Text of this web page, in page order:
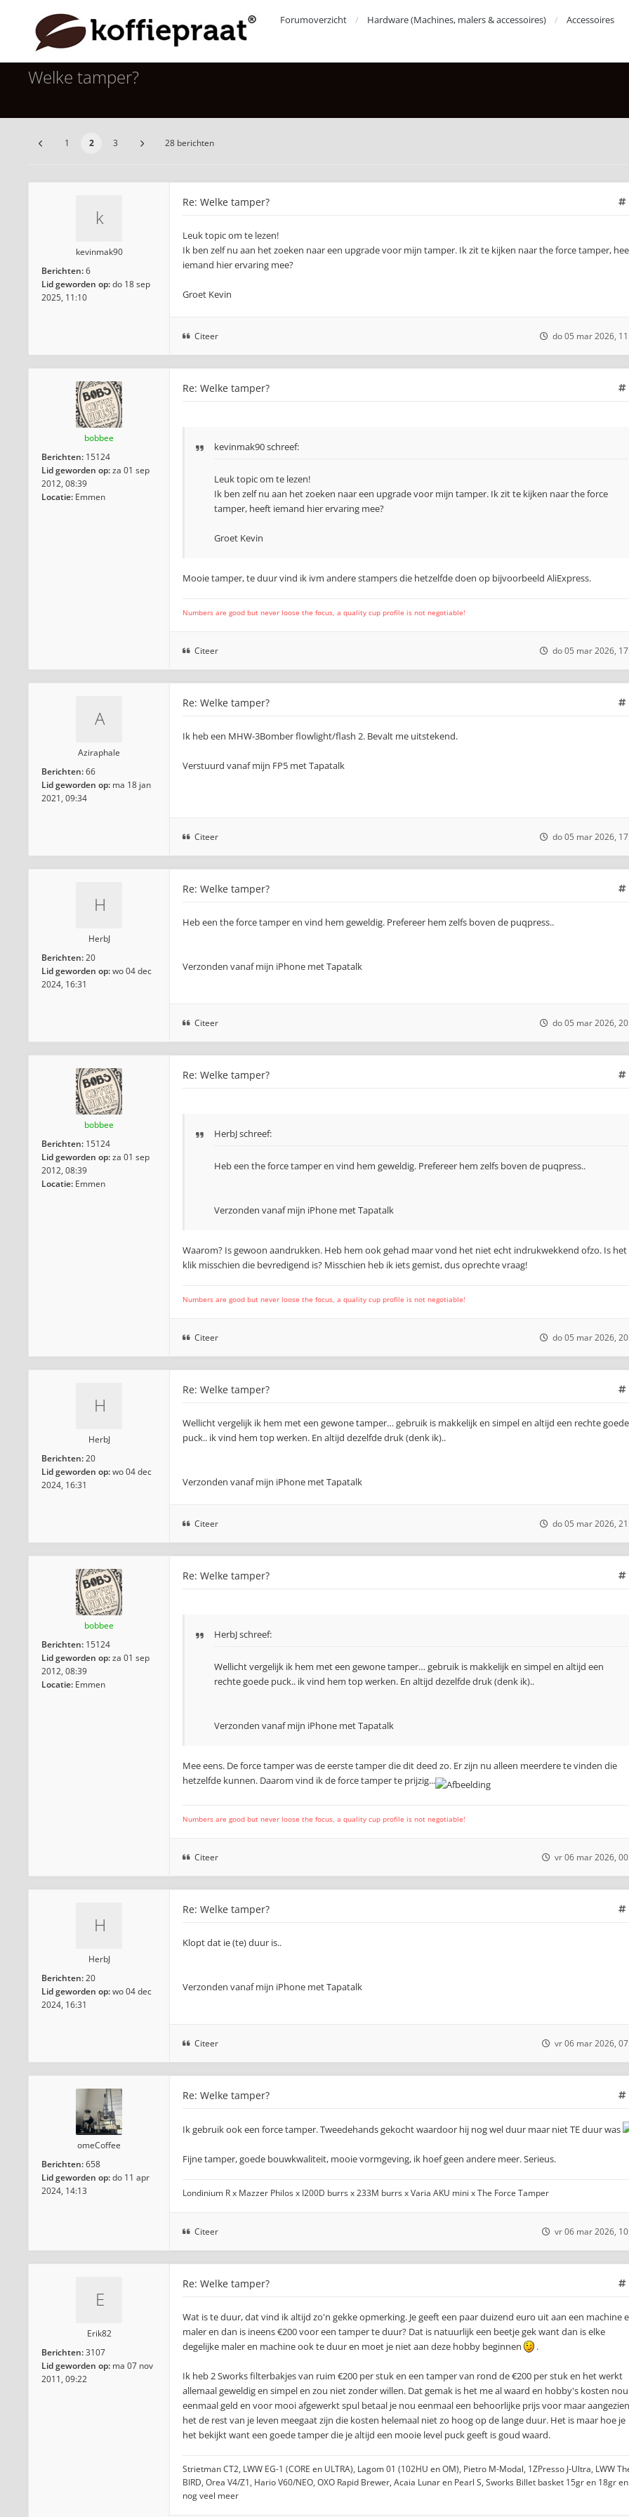
Forumoverzicht Hardware (Machines, malers & accessoires) Accessoires
Welke tamper?
1 2 3 28 berichten
kevinmak90
Berichten:6
Lid geworden op:do 18 sep
2025, 11:10
Re: Welke tamper?
Leuk topic om te lezen!
Ik ben zelf nu aan het zoeken naar een upgrade voor mijn tamper. Ik zit te kijken naar the force tamper,
iemand hier ervaring mee?
Groet Kevin
Citeer do 05 mar 2026,
bobbee
Berichten: 15124
Lid geworden op:za 01 sep
2012, 08:39
Locatie: Emmen
Re: Welke tamper?
kevinmak90 schreef:
Leuk topic om te lezen!
Ik ben zelf nu aan het zoeken naar een upgrade voor mijn tamper. Ik zit te kijken naar the force
tamper, heeft iemand hier ervaring mee?
Groet Kevin
Mooie tamper, te duur vind ik ivm andere stampers die hetzelfde doen op bijvoorbeeld AliExpress.
Numbers are good but never loose the focus, a quality cup profile is not negotiable!
Citeer do 05 mar 2026,
Aziraphale
Berichten:66
Lid geworden op: ma 18 jan
2021, 09:34
Re: Welke tamper?
Ik heb een MHW-3Bomber flowlight/flash 2. Bevalt me uitstekend.
Verstuurd vanaf mijn FP5 met Tapatalk
Citeer do 05 mar 2026,
HerbJ
Berichten:20
Lid geworden op:wo 04 dec
2024, 16:31
Re: Welke tamper?
Heb een the force tamper en vind hem geweldig. Prefereer hem zelfs boven de puqpress..
Verzonden vanaf mijn iPhone met Tapatalk
Citeer do 05 mar 2026,
bobbee
Berichten: 15124
Lid geworden op:za 01 sep
2012, 08:39
Locatie: Emmen
Re: Welke tamper?
HerbJ schreef:
Heb een the force tamper en vind hem geweldig. Prefereer hem zelfs boven de puqpress..
Verzonden vanaf mijn iPhone met Tapatalk
Waarom? Is gewoon aandrukken. Heb hem ook gehad maar vond het niet echt indrukwekkend ofzo. Is het
klik misschien die bevredigend is? Misschien heb ik iets gemist, dus oprechte vraag!
Numbers are good but never loose the focus, a quality cup profile is not negotiable!
Citeer do 05 mar 2026,
HerbJ
Berichten:20
Lid geworden op:wo 04 dec
2024, 16:31
Re: Welke tamper?
Wellicht vergelijk ik hem met een gewone tamper… gebruik is makkelijk en simpel en altijd een rechte goede
puck.. ik vind hem top werken. En altijd dezelfde druk (denk ik)..
Verzonden vanaf mijn iPhone met Tapatalk
Citeer do 05 mar 2026,
bobbee
Berichten: 15124
Lid geworden op:za 01 sep
2012, 08:39
Locatie: Emmen
Re: Welke tamper?
HerbJ schreef:
Wellicht vergelijk ik hem met een gewone tamper… gebruik is makkelijk en simpel en altijd een
rechte goede puck.. ik vind hem top werken. En altijd dezelfde druk (denk ik)..
Verzonden vanaf mijn iPhone met Tapatalk
Mee eens. De force tamper was de eerste tamper die dit deed zo. Er zijn nu alleen meerdere te vinden die
hetzelfde kunnen. Daarom vind ik de force tamper te prijzig...
Numbers are good but never loose the focus, a quality cup profile is not negotiable!
Citeer vr 06 mar 2026,
HerbJ
Berichten:20
Lid geworden op:wo 04 dec
2024, 16:31
Re: Welke tamper?
Klopt dat ie (te) duur is..
Verzonden vanaf mijn iPhone met Tapatalk
Citeer vr 06 mar 2026,
omeCoffee
Berichten:658
Lid geworden op:do 11 apr
2024, 14:13
Re: Welke tamper?
Ik gebruik ook een force tamper. Tweedehands gekocht waardoor hij nog wel duur maar niet TE duur was
Fijne tamper, goede bouwkwaliteit, mooie vormgeving, ik hoef geen andere meer. Serieus.
Londinium R x Mazzer Philos x I200D burrs x 233M burrs x Varia AKU mini x The Force Tamper
Citeer vr 06 mar 2026,
Erik82
Berichten:3107
Lid geworden op: ma 07 nov
2011, 09:22
Re: Welke tamper?
Wat is te duur, dat vind ik altijd zo'n gekke opmerking. Je geeft een paar duizend euro uit aan een machine
maler en dan is ineens €200 voor een tamper te duur? Dat is natuurlijk een beetje gek want dan is elke
degelijke maler en machine ook te duur en moet je niet aan deze hobby beginnen
.
Ik heb 2 Sworks filterbakjes van ruim €200 per stuk en een tamper van rond de €200 per stuk en het werkt
allemaal geweldig en simpel en zou niet zonder willen. Dat gemak is het me al waard en hobby's kosten nou
eenmaal geld en voor mooi afgewerkt spul betaal je nou eenmaal een behoorlijke prijs voor maar aangezien
het de rest van je leven meegaat zijn die kosten helemaal niet zo hoog op de lange duur. Het is maar hoe je
het bekijkt want een goede tamper die je altijd een mooie level puck geeft is goud waard.
Strietman CT2, LWW EG-1 (CORE en ULTRA), Lagom 01 (102HU en OM), Pietro M-Modal, 1ZPresso J-Ultra, LWW
BIRD, Orea V4/Z1, Hario V60/NEO, OXO Rapid Brewer, Acaia Lunar en Pearl S, Sworks Billet basket 15gr en 18gr en
nog veel meer